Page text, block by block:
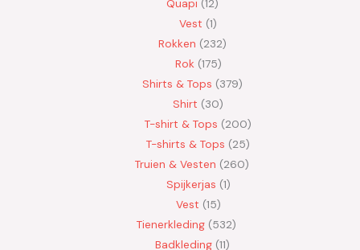
Quapi 12
Vest 1
Rokken 232
Rok 175
Shirts & Tops 379
Shirt
30
T-shirt & Tops
200
T-shirts & Tops
25
Truien & Vesten
260
Spijkerjas 1
Vest 15
Tienerkleding 532
Badkleding 11